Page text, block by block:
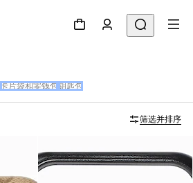
卡片袋和零钱包 钥匙包
筛选并排序